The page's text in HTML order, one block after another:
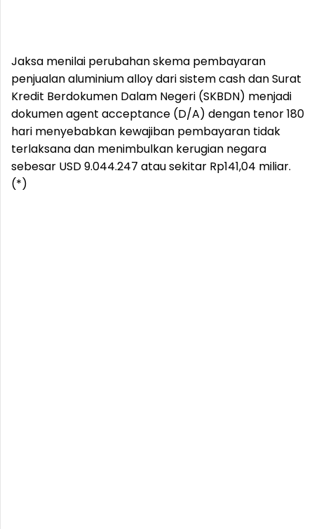
Jaksa menilai perubahan skema pembayaran
penjualan aluminium alloy dari sistem cash dan Surat
Kredit Berdokumen Dalam Negeri (SKBDN) menjadi
dokumen agent acceptance (D/A) dengan tenor 180
hari menyebabkan kewajiban pembayaran tidak
terlaksana dan menimbulkan kerugian negara
sebesar USD 9.044.247 atau sekitar Rp141,04 miliar.
(*)